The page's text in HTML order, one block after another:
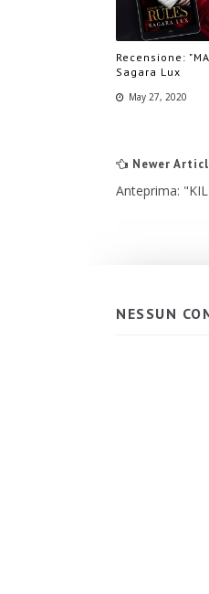
Recensione:
Sagara Lux
May 27, 2020
Newer
Anteprima:
NESSUN